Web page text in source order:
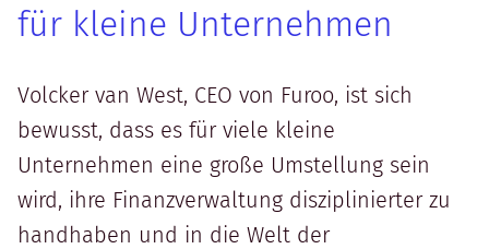
für kleine Unternehmen
Volcker van West, CEO von Furoo, ist sich
bewusst, dass es für viele kleine
Unternehmen eine große Umstellung sein
wird, ihre Finanzverwaltung disziplinierter zu
handhaben und in die Welt der